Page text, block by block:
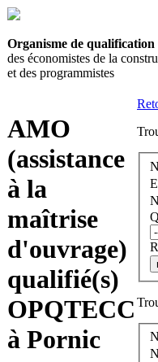
Organisme de qualification
des économistes de la
et des programmistes
AMO
(assistance
à la
maîtrise
d'ouvrage)
qualifié(s)
OPQTECC
à Pornic